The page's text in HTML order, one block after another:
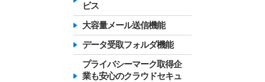
ビス
大容量メール送信機能
データ受取フォルダ機能
プライバシーマーク取得企
業も安心のクラウドセキュ